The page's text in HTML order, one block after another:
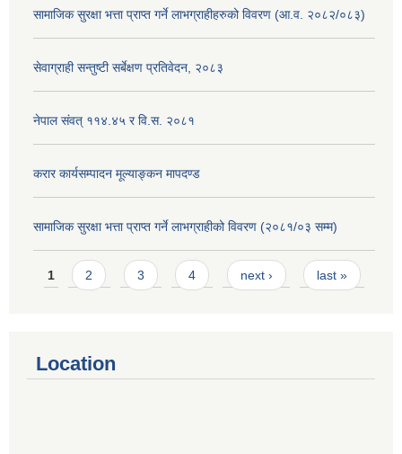
सामाजिक सुरक्षा भत्ता प्राप्त गर्ने लाभग्राहीहरुको विवरण (आ.व. २०८२/०८३)
सेवाग्राही सन्तुष्टी सर्बेक्षण प्रतिवेदन, २०८३
नेपाल संवत् ११४.४५ र वि.स. २०८१
करार कार्यसम्पादन मूल्याङ्कन मापदण्ड
सामाजिक सुरक्षा भत्ता प्राप्त गर्ने लाभग्राहीको विवरण (२०८१/०३ सम्म)
Pages
1 2 3 4 next › last »
Location